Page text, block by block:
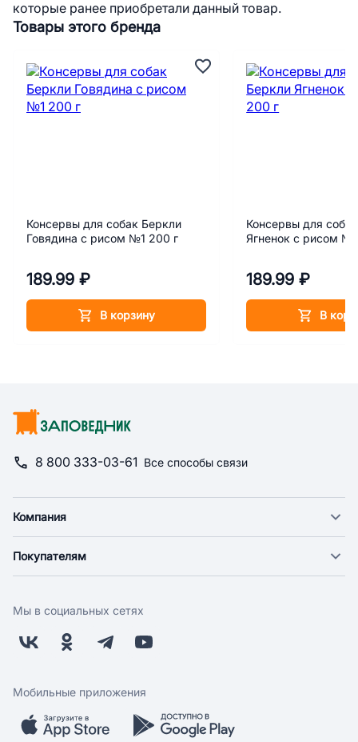
Товары этого бренда
Консервы для собак Беркли
Говядина с рисом №1 200 г
189.99 ₽
В корзину
Консервы для
Ягненок с рисом
189.99 ₽
В
которые ранее приобретали данный товар.
8 800 333-03-61 Все способы связи
Компания
Новости
Поставщикам
Заводчикам
Обратная связь
Покупателям
Оплата
Бонусная программа
Скидки и акции
Мобильное приложение
Мы в социальных сетях
Мобильные приложения